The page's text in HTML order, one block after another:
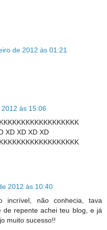
de 2012 às 01:21
às 15:06
XD XD XD XD
2012 às 10:40
incrível, não conhecia, tava
de repente achei teu blog, e já
muito sucesso!!